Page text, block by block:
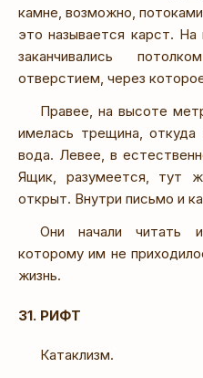
камне, возможно,
это называется карст.
заканчивались
отверстием, через
Правее, на высоте
имелась трещина, откуда
вода. Левее, в
Ящик, разумеется, тут
открыт. Внутри письмо и
Они начали читать
которому им не
жизнь.
31. РИФТ
Катаклизм.